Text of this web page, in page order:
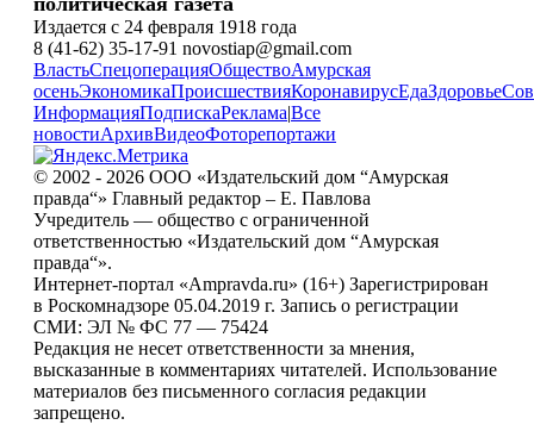
Издается с 24 февраля 1918 года
8 (41-62) 35-17-91 novostiap@gmail.com
ВластьСпецоперацияОбществоАмурская
осеньЭкономикаПроисшествияКоронавирусЕдаЗдоровье
ИнформацияПодпискаРеклама|Все
новостиАрхивВидеоФоторепортажи
© 2002 - 2026 ООО «Издательский дом “Амурская
правда“» Главный редактор – Е. Павлова
Учредитель — общество с ограниченной
ответственностью «Издательский дом “Амурская
правда“».
Интернет-портал «Ampravda.ru» (16+) Зарегистрирован
в Роскомнадзоре 05.04.2019 г. Запись о регистрации
СМИ: ЭЛ № ФС 77 — 75424
Редакция не несет ответственности за мнения,
высказанные в комментариях читателей. Использование
материалов без письменного согласия редакции
запрещено.